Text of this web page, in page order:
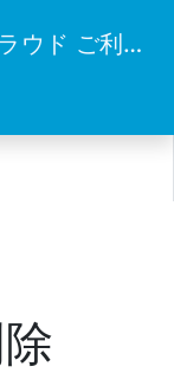
IDCFクラウド ご利用ガイド